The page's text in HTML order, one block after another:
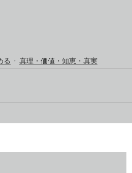
る 真理・価値・知恵・真実